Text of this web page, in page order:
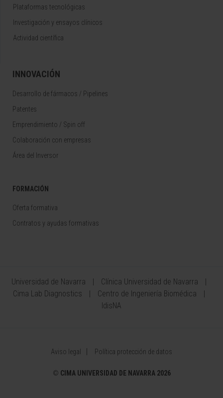
Plataformas tecnológicas
Investigación y ensayos clínicos
Actividad científica
INNOVACIÓN
Desarrollo de fármacos / Pipelines
Patentes
Emprendimiento / Spin off
Colaboración con empresas
Área del Inversor
FORMACIÓN
Oferta formativa
Contratos y ayudas formativas
Universidad de Navarra
Clínica Universidad de Navarra
Cima Lab Diagnostics
Centro de Ingeniería Biomédica
IdisNA
Aviso legal Política protección de datos
© CIMA UNIVERSIDAD DE NAVARRA 2026